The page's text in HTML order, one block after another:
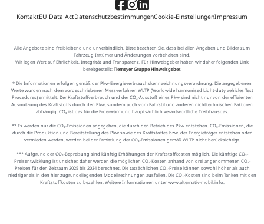
KontaktEU Data ActDatenschutzbestimmungenCookie-EinstellungenImpressum
Alle Angebote sind freibleibend und unverbindlich. Bitte beachten Sie, dass bei allen Angaben und Bilder zum
Fahrzeug Irrtümer und Änderungen vorbehalten sind.
Wir legen Wert auf Ehrlichkeit, Integrität und Transparenz. Für Hinweisgeber haben wir daher folgenden Link
bereitgestellt: Tiemeyer Gruppe Hinweisgeber.
* Die Informationen erfolgen gemäß der Pkw-Energieverbrauchskennzeichnungsverordnung. Die angegebenen
Werte wurden nach dem vorgeschriebenen Messverfahren WLTP (Worldwide harmonised Light-duty vehicles Test
Procedures) ermittelt. Der Kraftstoffverbrauch und der CO₂-Ausstoß eines Pkw sind nicht nur von der effizienten
Ausnutzung des Kraftstoffs durch den Pkw, sondern auch vom Fahrstil und anderen nichttechnischen Faktoren
abhängig. CO₂ ist das für die Erderwärmung hauptsächlich verantwortliche Treibhausgas.
** Es werden nur die CO₂-Emissionen angegeben, die durch den Betrieb des Pkw entstehen. CO₂-Emissionen, die
durch die Produktion und Bereitstellung des Pkw sowie des Kraftstoffes bzw. der Energieträger entstehen oder
vermieden werden, werden bei der Ermittlung der CO₂-Emissionen gemäß WLTP nicht berücksichtigt.
*** Aufgrund der CO₂-Bepreisung sind künftig Erhöhungen der Kraftstoffkosten möglich. Die künftige CO₂-
Preisentwicklung ist unsicher, daher werden die möglichen CO₂-Kosten anhand von drei angenommenen CO₂-
Preisen für den Zeitraum 2025 bis 2034 berechnet. Die tatsächlichen CO₂-Preise können sowohl höher als auch
niedriger als in den hier zugrundeliegenden Modellrechnungen ausfallen. Die CO₂-Kosten sind beim Tanken mit den
Kraftstoffkosten zu bezahlen. Weitere Informationen unter www.alternativ-mobil.info.